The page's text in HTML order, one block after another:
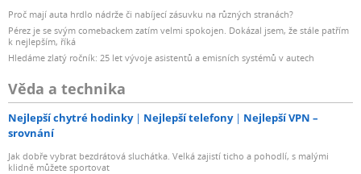
Proč mají auta hrdlo nádrže či nabíjecí zásuvku na různých stranách?
Pérez je se svým comebackem zatím velmi spokojen. Dokázal jsem, že stále patřím
k nejlepším, říká
Hledáme zlatý ročník: 25 let vývoje asistentů a emisních systémů v autech
Věda a technika
Nejlepší chytré hodinky Nejlepší telefony
Nejlepší VPN –
srovnání
Jak dobře vybrat bezdrátová sluchátka. Velká zajistí ticho a pohodlí, s malými
klidně můžete sportovat